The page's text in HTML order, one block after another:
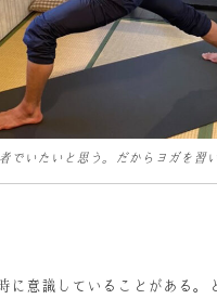
でいたいと思う。だからヨガを習い
に意識していることがある。